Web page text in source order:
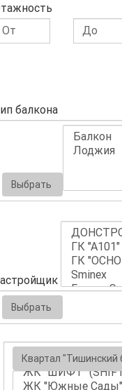
балкона
Выбрать
Выбрать
Квартал "Тишинский